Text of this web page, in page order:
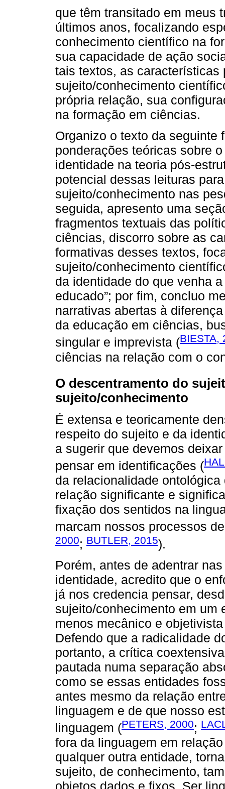
que têm transitado em meus
últimos anos, focalizando
conhecimento científico na
sua capacidade de ação
tais textos, as
sujeito/conhecimento
própria relação, sua
na formação em ciências.
Organizo o texto da seguinte
ponderações teóricas sobre
identidade na teoria pós-
potencial dessas leituras
sujeito/conhecimento nas
seguida, apresento uma
fragmentos textuais das
ciências, discorro sobre as
formativas desses textos,
sujeito/conhecimento
da identidade do que venha
educado”; por fim, concluo
narrativas abertas à
da educação em ciências,
singular e imprevista (BIESTA,
ciências na relação com o
O descentramento do
sujeito/conhecimento
É extensa e teoricamente
respeito do sujeito e da
a sugerir que devemos
pensar em identificações (
da relacionalidade
relação significante e
fixação dos sentidos na
marcam nossos processos
2000; BUTLER, 2015).
Porém, antes de adentrar
identidade, acredito que o
já nos credencia pensar,
sujeito/conhecimento em um
menos mecânico e
Defendo que a radicalidade
portanto, a crítica
pautada numa separação
como se essas entidades
antes mesmo da relação
linguagem e de que nosso
linguagem (PETERS, 2000;
fora da linguagem em
qualquer outra entidade,
sujeito, de conhecimento,
objetos dados e fixos. Ser